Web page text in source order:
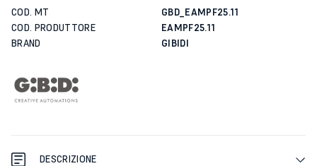
COD. MT
GBD_EAMPF25.11
COD. PRODUTTORE
EAMPF25.11
BRAND
GIBIDI
DESCRIZIONE